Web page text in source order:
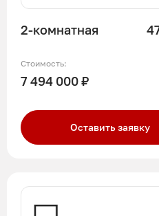
2-комнатная
Стоимость:
7 494 000 ₽
Оставить заявку